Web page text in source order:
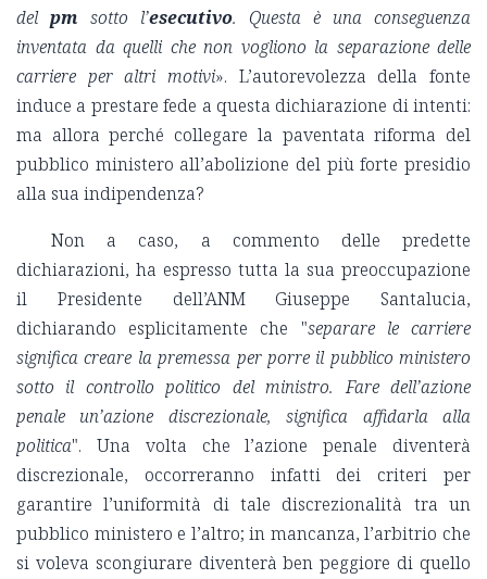
del pm sotto l’esecutivo. Questa è una conseguenza
inventata da quelli che non vogliono la separazione delle
carriere per altri motivi». L’autorevolezza della fonte
induce a prestare fede a questa dichiarazione di intenti:
ma allora perché collegare la paventata riforma del
pubblico ministero all’abolizione del più forte presidio
alla sua indipendenza?
Non a caso, a commento delle predette
dichiarazioni, ha espresso tutta la sua preoccupazione
il Presidente dell’ANM Giuseppe Santalucia,
dichiarando esplicitamente che "separare le carriere
significa creare la premessa per porre il pubblico ministero
sotto il controllo politico del ministro. Fare dell’azione
penale un’azione discrezionale, significa affidarla alla
politica".
Una volta che l’azione penale diventerà
discrezionale, occorreranno infatti dei criteri per
garantire l’uniformità di tale discrezionalità tra un
pubblico ministero e l’altro; in mancanza, l’arbitrio che
si voleva scongiurare diventerà ben peggiore di quello